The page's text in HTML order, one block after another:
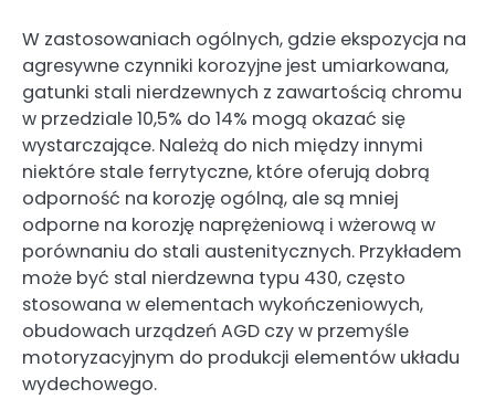
W zastosowaniach ogólnych, gdzie ekspozycja na
agresywne czynniki korozyjne jest umiarkowana,
gatunki stali nierdzewnych z zawartością chromu
w przedziale 10,5% do 14% mogą okazać się
wystarczające. Należą do nich między innymi
niektóre stale ferrytyczne, które oferują dobrą
odporność na korozję ogólną, ale są mniej
odporne na korozję naprężeniową i wżerową w
porównaniu do stali austenitycznych. Przykładem
może być stal nierdzewna typu 430, często
stosowana w elementach wykończeniowych,
obudowach urządzeń AGD czy w przemyśle
motoryzacyjnym do produkcji elementów układu
wydechowego.